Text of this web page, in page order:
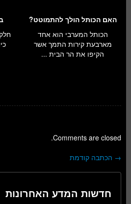
האם הכותל הולך להתמוטט?
הכותל המערבי הוא אחד
מארבעת קירות התמך אשר
הקיפו את הר הבית ...
Comments are closed.
ניווט בפוסטים
→ הכתבה קודמת
חדשות המדע האחרונות